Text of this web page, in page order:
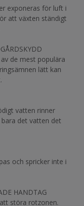
exponeras för luft i
att växten ständigt
de mest populära
lätt kan
vatten rinner
det vatten det
och spricker inte i
HANDTAG
störa rotzonen.